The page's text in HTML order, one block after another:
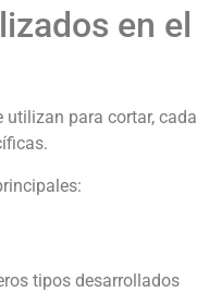
en el
utilizan para cortar, cada
tipos desarrollados